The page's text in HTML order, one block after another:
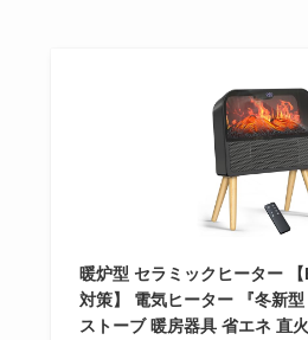
暖炉型 セラミックヒーター
対策】 電気ヒーター 『冬新
ストーブ 暖房器具 省エネ 直